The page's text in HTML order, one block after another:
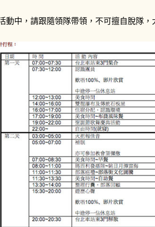
動中，請跟隨領隊帶領，不可擅自脫隊，